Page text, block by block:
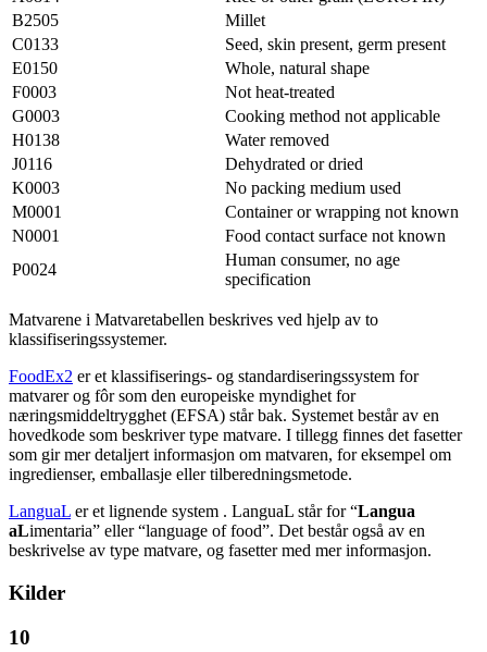
B2505
Millet
C0133
Seed, skin present, germ present
E0150
Whole, natural shape
F0003
Not heat-treated
G0003
Cooking method not applicable
H0138
Water removed
J0116
Dehydrated or dried
K0003
No packing medium used
M0001
Container or wrapping not known
N0001
Food contact surface not known
P0024
Human consumer, no age
specification
Matvarene i Matvaretabellen beskrives ved hjelp av to
klassifiseringssystemer.
FoodEx2 er et klassifiserings- og standardiseringssystem for
matvarer og fôr som den europeiske myndighet for
næringsmiddeltrygghet (EFSA) står bak. Systemet består av en
hovedkode som beskriver type matvare. I tillegg finnes det fasetter
som gir mer detaljert informasjon om matvaren, for eksempel om
ingredienser, emballasje eller tilberedningsmetode.
LanguaL er et lignende system . LanguaL står for “Langua
aLimentaria” eller “language of food”. Det består også av en
beskrivelse av type matvare, og fasetter med mer informasjon.
Kilder
10